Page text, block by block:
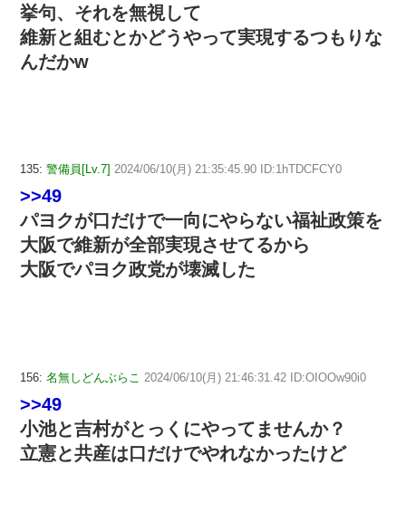
挙句、それを無視して
維新と組むとかどうやって実現するつもりな
んだかw
135: 警備員[Lv.7] 2024/06/10(月) 21:35:45.90 ID:1hTDCFCY0
>>49
パヨクが口だけで一向にやらない福祉政策を
大阪で維新が全部実現させてるから
大阪でパヨク政党が壊滅した
156: 名無しどんぶらこ 2024/06/10(月) 21:46:31.42 ID:OIOOw90i0
>>49
小池と吉村がとっくにやってませんか？
立憲と共産は口だけでやれなかったけど